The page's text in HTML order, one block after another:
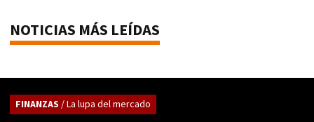
NOTICIAS MÁS LEÍDAS
FINANZAS / La lupa del mercado